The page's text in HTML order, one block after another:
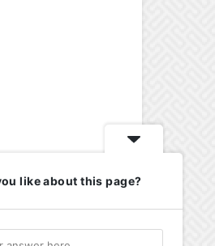
like about this page?